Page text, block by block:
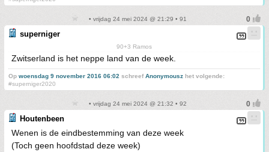
• vrijdag 24 mei 2024 @ 21:29 • 91
superniger
90+3 Ramos
Zwitserland is het neppe land van de week.
Op woensdag 9 november 2016 06:02 schreefAnonymousz het volgende:
#superniger2020
• vrijdag 24 mei 2024 @ 21:32 • 92
Houtenbeen
Wenen is de eindbestemming van deze week
(Toch geen hoofdstad deze week)